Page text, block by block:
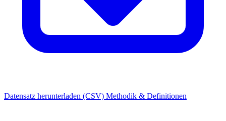
Datensatz herunterladen (CSV) Methodik & Definitionen